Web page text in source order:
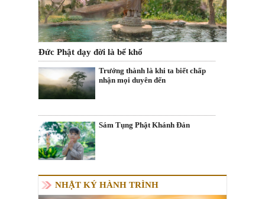
Đức Phật dạy đời là bể khổ
Trưởng thành là khi ta biết chấp
nhận mọi duyên đến
Sám Tụng Phật Khánh Đản
NHẬT KÝ HÀNH TRÌNH